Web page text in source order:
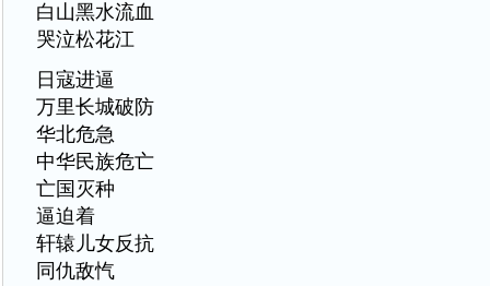
白山黑水流血
哭泣松花江
日寇进逼
万里长城破防
华北危急
中华民族危亡
亡国灭种
逼迫着
轩辕儿女反抗
同仇敌忾